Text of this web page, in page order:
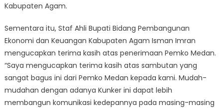
Kabupaten Agam.
Sementara itu, Staf Ahli Bupati Bidang Pembangunan
Ekonomi dan Keuangan Kabupaten Agam Isman Imran
mengucapkan terima kasih atas penerimaan Pemko Medan.
“Saya mengucapkan terima kasih atas sambutan yang
sangat bagus ini dari Pemko Medan kepada kami. Mudah-
mudahan dengan adanya Kunker ini dapat lebih
membangun komunikasi kedepannya pada masing-masing